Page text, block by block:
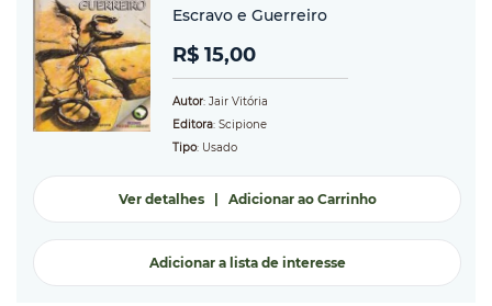
Escravo e Guerreiro
R$ 15,00
Autor: Jair Vitória
Editora: Scipione
Tipo: Usado
Ver detalhes| Adicionar ao Carrinho
Adicionar a lista de interesse